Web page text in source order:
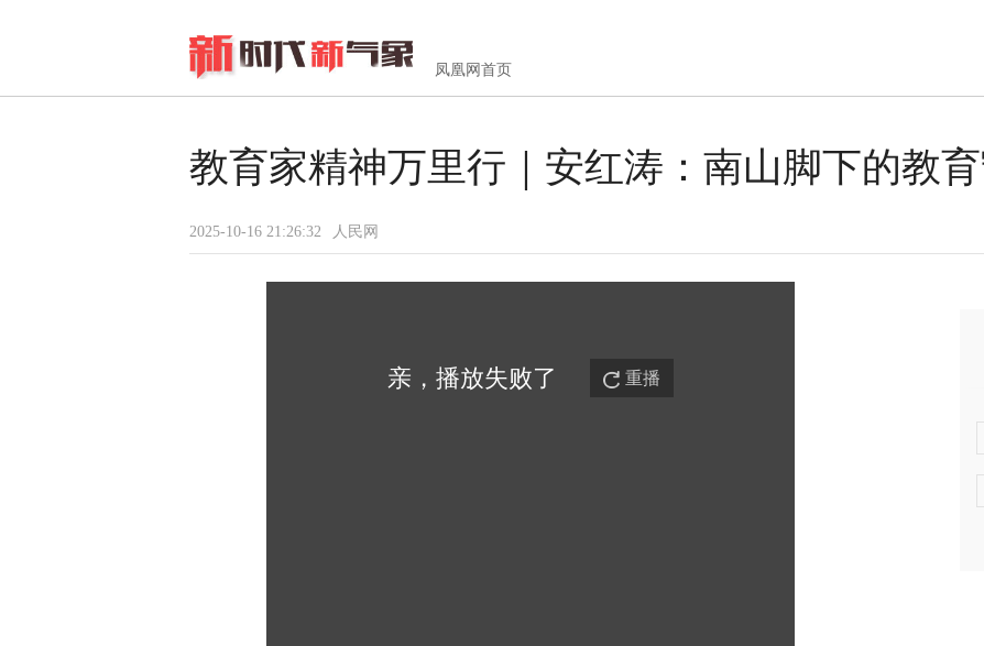
凤凰网首页
教育家精神万里行｜安红涛：南山脚下的教
2025-10-16 21:26:32 人民网
亲，播放失败了 重播